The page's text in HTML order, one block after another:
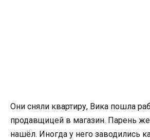
Они сняли квартиру, Вика пошла
продавщицей в магазин. Парень же
нашёл. Иногда у него заводились